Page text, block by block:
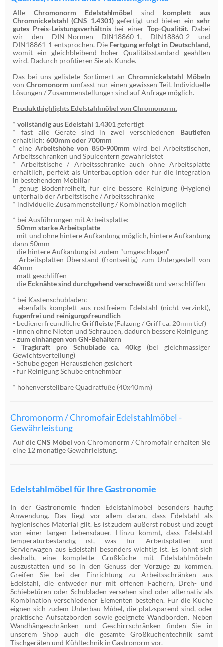
AlleChromonorm Edelstahlmöbel sind komplett aus
Chromnickelstahl (CNS 1.4301) gefertigt und bieten einsehr
gutes Preis-Leistungsverhältnis bei einer Top-Qualität.Dabei
wir den DIN-Normen DIN18860-1, DIN18860-2 und
DIN18861-1 entsprochen. Die Fertgung erfolgt in Deutschland,
womit ein gleichbleibend hoher Qualitätsstandard geahlten
wird. Dadurch profitieren Sie als Kunde.
Das bei uns gelistete Sortiment an Chromnickelstahl Möbeln
vonChromonorm umfasst nur einen gewissen Teil. Individuelle
Lösungen / Zusammenstellungen sind auf Anfrage möglich.
Produkthighlights Edelstahlmöbel von Chromonorm:
* vollständig aus Edelstahl 1.4301 gefertigt
* fast alle Geräte sind in zwei verschiedenen Bautiefen
erhältlich: 600mm oder 700mm
* eine Arbeitshöhe von 850-900mm wird bei Arbeitstischen,
Arbeitsschränken und Spülcentern gewährleistet
* Arbeitstische / Arbeitsschränke auch ohne Arbeitsplatte
erhältlich, perfekt als Unterbauoption oder für die Integration
in bestehendem Mobiliar
* genug Bodenfreiheit, für eine bessere Reinigung (Hygiene)
unterhalb der Arbeitstische / Arbeitsschränke
* individuelle Zusammenstellung / Kombination möglich
* bei Ausführungen mit Arbeitsplatte:
- 50mm starke Arbeitsplatte
- mit und ohne hintere Aufkantung möglich, hintere Aufkantung
dann 50mm
- die hintere Aufkantung ist zudem "umgeschlagen"
- Arbeitsplatten-Überstand (frontseitig) zum Untergestell von
40mm
- matt geschliffen
- die Ecknähte sind durchgehend verschweißt und verschliffen
* bei Kastenschubladen:
- ebenfalls komplett aus rostfreiem Edelstahl (nicht verzinkt),
fugenfrei und reinigungsfreundlich
- bedienerfreundlicheGriffleiste (Falzung / Griff ca. 20mm tief)
- innen ohne Nieten und Schrauben, dadurch bessere Reinigung
- zum einhängen von GN-Behältern
- Tragkraft pro Schublade ca. 40kg (bei gleichmässiger
Gewichtsverteilung)
- Schübe gegen Herausziehen gesichert
- für Reinigung Schübe entnehmbar
* höhenverstellbare Quadratfüße (40x40mm)
Chromonorm / Chromofair Edelstahlmöbel -
Gewährleistung
Auf dieCNS Möbel von Chromonorm / Chromofair erhalten Sie
eine 12 monatige Gewährleistung.
Edelstahlmöbel für Ihre Gastronomie
In der Gastronomie finden Edelstahlmöbel besonders häufig
Anwendung. Das liegt vor allem daran, dass Edelstahl als
hygienisches Material gilt. Es ist zudem äußerst robust und zeugt
von einer langen Lebensdauer. Hinzu kommt, dass Edelstahl
temperaturbeständig ist, was für Arbeitsplatten und
Servierwagen aus Edelstahl besonders wichtig ist. Es lohnt sich
deshalb, eine komplette Großküche mit Edelstahlmöbeln
auszustatten und so in den Genuss der Vorzüge zu kommen.
Greifen Sie bei der Einrichtung zu Arbeitsschränken aus
Edelstahl, die entweder nur mit offenen Fächern, Dreh- und
Schiebetüren oder Schubladen versehen sind oder alternativ als
Kombination verschiedener Elementen bestehen. Für die Küche
eignen sich zudem Unterbau-Möbel, die platzsparend sind, oder
praktische Aufsatzborden sowie geeignete Wandborden. Neben
Wandhängeschränken und Geschirrschränken finden Sie in
unserem Shop auch die gesamte Großküchentechnik samt
Tischgeräten und Kühltechnik in Gastronorm vor.